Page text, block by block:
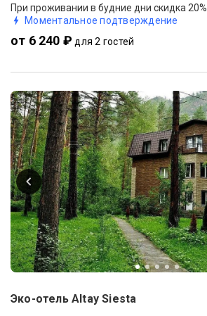
При проживании в будние дни скидка 20%
Моментальное подтверждение
от 6 240 ₽ для 2 гостей
Эко-отель Altay Siesta